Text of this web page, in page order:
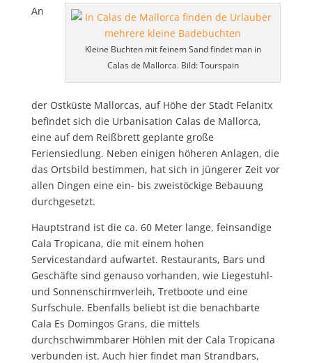
Kleine Buchten mit feinem Sand findet man in
Calas de Mallorca. Bild: Tourspain
An
der Ostküste Mallorcas, auf Höhe der Stadt Felanitx
befindet sich die Urbanisation Calas de Mallorca,
eine auf dem Reißbrett geplante große
Feriensiedlung. Neben einigen höheren Anlagen, die
das Ortsbild bestimmen, hat sich in jüngerer Zeit vor
allen Dingen eine ein- bis zweistöckige Bebauung
durchgesetzt.
Hauptstrand ist die ca. 60 Meter lange, feinsandige
Cala Tropicana, die mit einem hohen
Servicestandard aufwartet. Restaurants, Bars und
Geschäfte sind genauso vorhanden, wie Liegestuhl-
und Sonnenschirmverleih, Tretboote und eine
Surfschule. Ebenfalls beliebt ist die benachbarte
Cala Es Domingos Grans, die mittels
durchschwimmbarer Höhlen mit der Cala Tropicana
verbunden ist. Auch hier findet man Strandbars,